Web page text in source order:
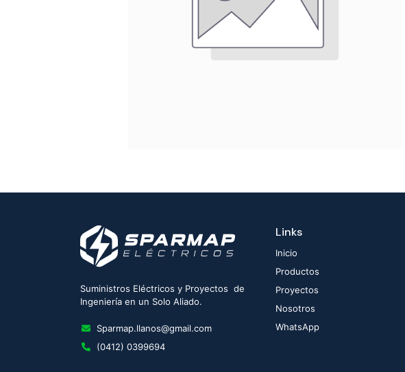
Suministros Eléctricos y Proyectos de
Ingeniería en un Solo Aliado.
Sparmap.llanos@gmail.com
(0412) 0399694
Links
Inicio
Productos
Proyectos
Nosotros
WhatsApp